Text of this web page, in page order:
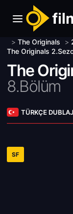
> The Originals >
The Originals
The
8.Bölüm
TÜRKÇE DUBLAJ
SF